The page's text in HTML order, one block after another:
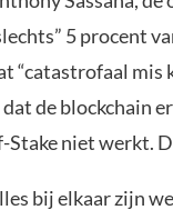
5 procent
“catastrofaal mis
dat de blockchain
Stake niet werkt.
bij elkaar zijn